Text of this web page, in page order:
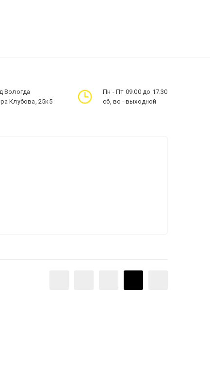
Вологда
Клубова, 25к5
Пн - Пт 09.00 до 17.30
сб, вс - выходной